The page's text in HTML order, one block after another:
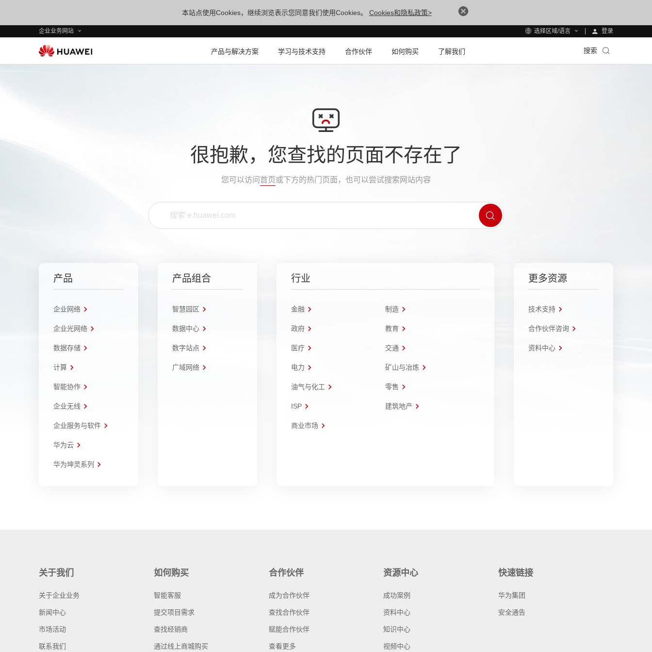
本站点使用Cookies，继续浏览表示您同意我们使用Cookies。 Cookies和隐私政策>
企业业务网站 选择区域/语言 登录
产品与解决方案 学习与技术支持 合作伙伴 如何购买 了解我们 搜索
很抱歉，您查找的页面不存在了
您可以访问 首页或下方的热门页面，也可以尝试搜索网站内容
产品
企业网络
企业光网络
数据存储
计算
智能协作
企业无线
企业服务与软件
华为云
华为坤灵系列
产品组合
智慧园区
数据中心
数字站点
广域网络
行业
金融 制造
政府 教育
医疗 交通
电力 矿山与冶炼
油气与化工 零售
ISP 建筑地产
商业市场
更多资源
技术支持
合作伙伴咨询
资料中心
关于我们
关于企业业务
新闻中心
市场活动
联系我们
如何购买
智能客服
提交项目需求
查找经销商
通过线上商城购买
合作伙伴
成为合作伙伴
查找合作伙伴
赋能合作伙伴
查看更多
资源中心
成功案例
资料中心
知识中心
视频中心
快速链接
华为集团
安全通告